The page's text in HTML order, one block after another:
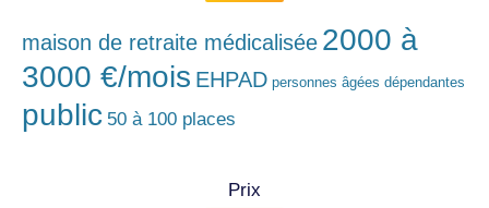
maison de retraite médicalisée 2000 à
3000 €/mois EHPAD personnes âgées dépendantes
public 50 à 100 places
Prix